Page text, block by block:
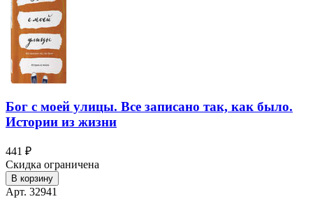
Бог с моей улицы. Все записано так, как было.
Истории из жизни
441 ₽
Скидка ограничена
В корзину
Арт. 32941